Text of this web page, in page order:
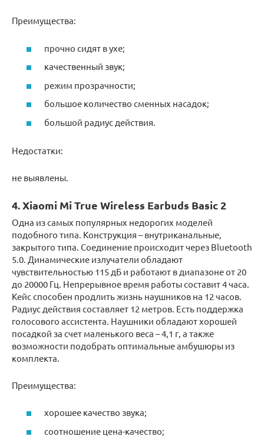
Преимущества:
прочно сидят в ухе;
качественный звук;
режим прозрачности;
большое количество сменных насадок;
большой радиус действия.
Недостатки:
не выявлены.
4. Xiaomi Mi True Wireless Earbuds Basic 2
Одна из самых популярных недорогих моделей
подобного типа. Конструкция – внутриканальные,
закрытого типа. Соединение происходит через Bluetooth
5.0. Динамические излучатели обладают
чувствительностью 115 дБ и работают в диапазоне от 20
до 20000 Гц. Непрерывное время работы составит 4 часа.
Кейс способен продлить жизнь наушников на 12 часов.
Радиус действия составляет 12 метров. Есть поддержка
голосового ассистента. Наушники обладают хорошей
посадкой за счет маленького веса – 4,1 г, а также
возможности подобрать оптимальные амбушюры из
комплекта.
Преимущества:
хорошее качество звука;
соотношение цена-качество;